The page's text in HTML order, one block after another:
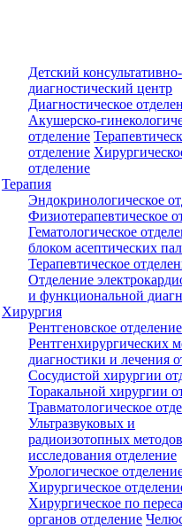
Детский консультативно-
диагностический центр
Диагностическое
Акушерско-
отделение
отделение
отделение
Терапия
Эндокринологическое
Физиотерапевтическое
Гематологическое
блоком асептических
Терапевтическое
Отделение
и функциональной
Хирургия
Рентгеновское отделение
Рентгенхирургических
диагностики и лечения
Сосудистой хирургии
Торакальной хирургии
Травматологическое
Ультразвуковых и
радиоизотопных
исследования отделение
Урологическое
Хирургическое
Хирургическое по
органов отделение